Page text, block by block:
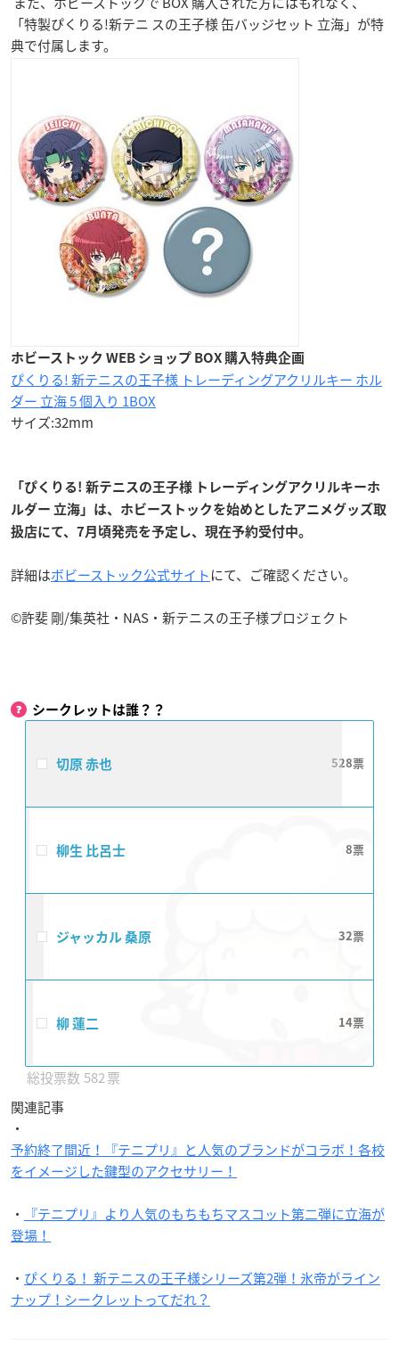
「特製ぴくりる!新テニ スの王子様 缶バッジセット 立海」が特
典で付属します。
ホビーストック WEB ショップ BOX 購入特典企画
ぴくりる! 新テニスの王子様 トレーディングアクリルキー ホル
ダー 立海 5 個入り 1BOX
サイズ:32mm
「ぴくりる! 新テニスの王子様 トレーディングアクリルキーホ
ルダー 立海」は、ホビーストックを始めとしたアニメグッズ取
扱店にて、7月頃発売を予定し、現在予約受付中。
詳細はボビーストック公式サイトにて、ご確認ください。
©許斐 剛/集英社・NAS・新テニスの王子様プロジェクト
シークレットは誰？？
切原 赤也 528
柳生 比呂士 8
ジャッカル 桑原 32
柳 蓮二 14
582
関連記事
・
予約終了間近！『テニプリ』と人気のブランドがコラボ！各校
をイメージした鍵型のアクセサリー！
・
『テニプリ』より人気のもちもちマスコット第二弾に立海が
登場！
・ ぴくりる！ 新テニスの王子様シリーズ第2弾！氷帝がライン
ナップ！シークレットってだれ？